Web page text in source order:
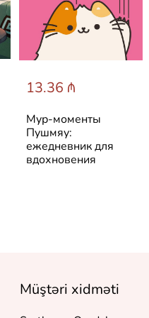
13.36 ₼
Мур-моменты
Пушмяу:
ежедневник для
вдохновения
Müştəri xidməti